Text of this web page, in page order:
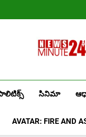
సినిమా
AVATAR: FIRE AND